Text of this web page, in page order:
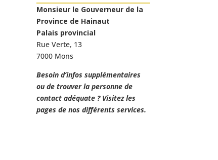
Monsieur le Gouverneur de la
Province de Hainaut
Palais provincial
Rue Verte, 13
7000 Mons
Besoin d’infos supplémentaires
ou de trouver la personne de
contact adéquate ? Visitez les
pages de nos différents services.